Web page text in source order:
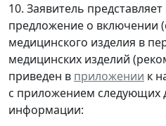
10. Заявитель
предложение о включении
медицинского изделия в
медицинских изделий
приведен в приложении к
с приложением следующих
информации: